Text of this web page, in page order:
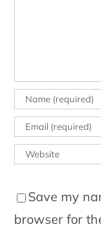
Save my
browser for